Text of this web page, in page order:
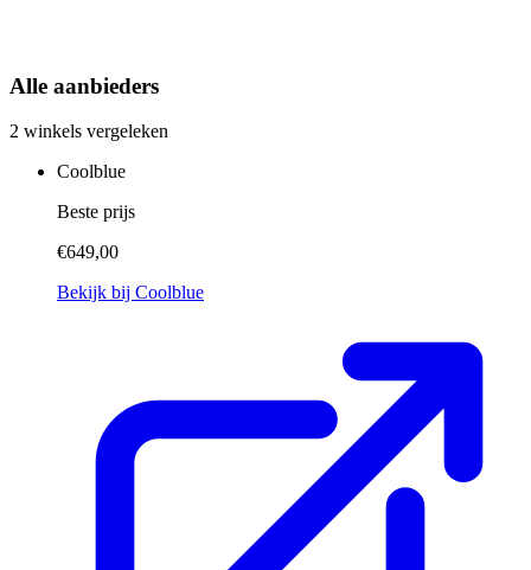
Alle aanbieders
2 winkels vergeleken
Coolblue
Beste prijs
€649,00
Bekijk bij Coolblue